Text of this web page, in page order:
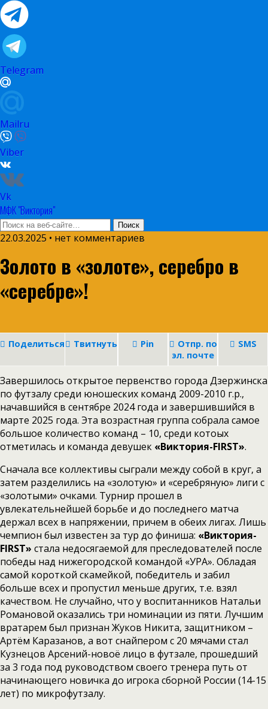
Telegram
Mailru
Viber
Vk
МФК "Виктория"
22.03.2025 • нет комментариев
Золото в «золоте», серебро в
«серебре»!
Поделиться Твитнуть Pin
Отпр. по
эл. почте
SMS
Завершилось открытое первенство города Дзержинска
по футзалу среди юношеских команд 2009-2010 г.р.,
начавшийся в сентябре 2024 года и завершившийся в
марте 2025 года. Эта возрастная группа собрала самое
большое количество команд – 10, среди котоых
отметилась и команда девушек «Виктория-FIRST».
Сначала все коллективы сыграли между собой в круг, а
затем разделились на «золотую» и «серебряную» лиги с
«золотыми» очками. Турнир прошел в
увлекательнейшей борьбе и до последнего матча
держал всех в напряжении, причем в обеих лигах. Лишь
чемпион был известен за тур до финиша: «Виктория-
FIRST» стала недосягаемой для преследователей после
победы над нижегородской командой «УРА». Обладая
самой короткой скамейкой, победитель и забил
больше всех и пропустил меньше других, т.е. взял
качеством. Не случайно, что у воспитанников Натальи
Романовой оказались три номинации из пяти. Лучшим
вратарем был признан Жуков Никита, защитником –
Артём Каразанов, а вот снайпером с 20 мячами стал
Кузнецов Арсений-новоё лицо в футзале, прошедший
за 3 года под руководством своего тренера путь от
начинающего новичка до игрока сборной России (14-15
лет) по микрофутзалу.